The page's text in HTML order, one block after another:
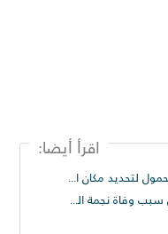
اقرأ أيضا:
كيف استُخدمت شبكات الهاتف المحمول لتحديد مكان الأميرة لطيفة Princess Latifah - حريتي العربيه - صنداي تلغراف
الأطباء يفجرون مفاجأة صاعقة حول سبب وفاة نجمة الرقص الشرقي ناريمان عبود Nariman Abboud